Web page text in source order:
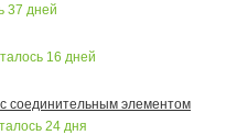
37 дней
16 дней
соединительным элементом
24 дня